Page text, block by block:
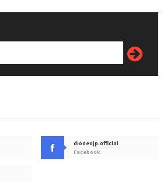
diodeojp.official
Facebook